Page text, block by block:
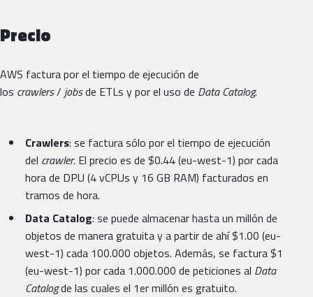
Precio
AWS factura por el tiempo de ejecución de
los crawlers/ jobsde ETLs y por el uso de Data Catalog.
Crawlers: se factura sólo por el tiempo de ejecución
del crawler. El precio es de $0.44 (eu-west-1) por cada
hora de DPU (4 vCPUs y 16 GB RAM) facturados en
tramos de hora.
Data Catalog: se puede almacenar hasta un millón de
objetos de manera gratuita y a partir de ahí $1.00 (eu-
west-1) cada 100.000 objetos. Además, se factura $1
(eu-west-1) por cada 1.000.000 de peticiones al Data
Catalogde las cuales el 1er millón es gratuito.